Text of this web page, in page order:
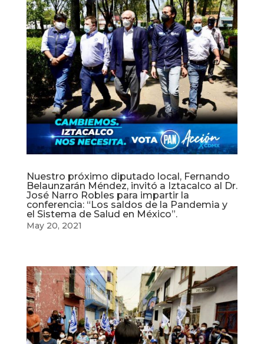
Nuestro próximo diputado local, Fernando
Belaunzarán Méndez, invitó a Iztacalco al Dr.
José Narro Robles para impartir la
conferencia: “Los saldos de la Pandemia y
el Sistema de Salud en México”.
May 20, 2021